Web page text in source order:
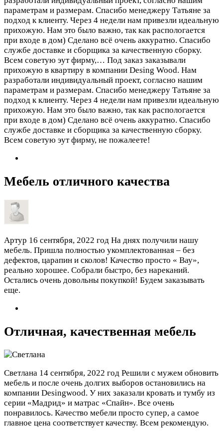
параметрам и размерам. Спасибо менеджеру Татьяне за
подход к клиенту. Через 4 недели нам привезли идеальную
прихожую. Нам это было важно, так как распологается
при входе в дом) Сделано всё очень аккуратно. Спасибо
службе доставке и сборщика за качественную сборку.
Всем советую эут фирму,… Под заказ заказывали
прихожую в квартиру в компании Desing Wood. Нам
разработали индивидуальный проект, согласно нашим
параметрам и размерам. Спасибо менеджеру Татьяне за
подход к клиенту. Через 4 недели нам привезли идеальную
прихожую. Нам это было важно, так как распологается
при входе в дом) Сделано всё очень аккуратно. Спасибо
службе доставке и сборщика за качественную сборку.
Всем советую эут фирму, не пожалеете!
Мебель отличного качества
Артур 16 сентября, 2022 год На днях получили нашу
мебель. Пришла полностью укомплектованная – без
дефектов, царапин и сколов! Качество просто « Вау»,
реально хорошее. Собрали быстро, без нареканий.
Остались очень довольны покупкой! Будем заказывать
еще.
Отличная, качественная мебель
Светлана 14 сентября, 2022 год Решили с мужем обновить
мебель и после очень долгих выборов остановились на
компании Desingwood. У них заказали кровать и тумбу из
серии «Мадрид» и матрас «Спайн». Все очень
понравилось. Качество мебели просто супер, а самое
главное цена соответствует качеству. Всем рекомендую.